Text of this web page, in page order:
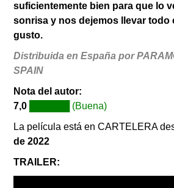
suficientemente bien para que lo
sonrisa y nos dejemos llevar todo
gusto.
Distribuida en España por
SPAIN
Nota del autor:
7,0
██████ (Buena)
La película está en CARTELERA
de 2022
TRAILER: